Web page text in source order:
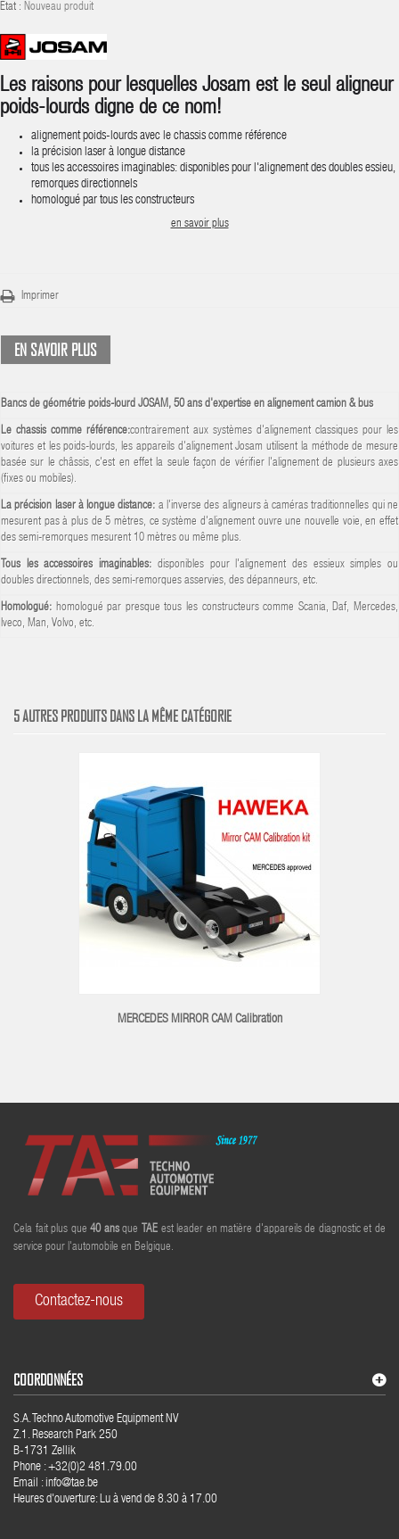
État : Nouveau produit
Les raisons pour lesquelles Josam est le seul aligneur
poids-lourds digne de ce nom!
alignement poids-lourds avec le chassis comme référence
la précision laser à longue distance
tous les accessoires imaginables: disponibles pour l'alignement des doubles essieu,
remorques directionnels
homologué par tous les constructeurs
en savoir plus
Imprimer
EN SAVOIR PLUS
Bancs de géométrie poids-lourd JOSAM, 50 ans d'expertise en alignement camion & bus
Le chassis comme référence:contrairement aux systèmes d'alignement classiques pour les
voitures et les poids-lourds, les appareils d'alignement Josam utilisent la méthode de mesure
basée sur le châssis, c'est en effet la seule façon de vérifier l'alignement de plusieurs axes
(fixes ou mobiles).
La précision laser à longue distance: a l'inverse des aligneurs à caméras traditionnelles qui ne
mesurent pas à plus de 5 mètres, ce système d'alignement ouvre une nouvelle voie, en effet
des semi-remorques mesurent 10 mètres ou même plus.
Tous les accessoires imaginables: disponibles pour l'alignement des essieux simples ou
doubles directionnels, des semi-remorques asservies, des dépanneurs, etc.
Homologué: homologué par presque tous les constructeurs comme Scania, Daf, Mercedes,
Iveco, Man, Volvo, etc.
5 AUTRES PRODUITS DANS LA MÊME CATÉGORIE
MERCEDES MIRROR CAM Calibration
Cela fait plus que40ansque TAEest leader en matière d'appareils de diagnostic et de
service pour l'automobile en Belgique.
Contactez-nous
COORDONNÉES
S.A. Techno Automotive Equipment NV
Z.1. Research Park 250
B-1731 Zellik
Phone : +32(0)2 481.79.00
Email : info@tae.be
Heures d'ouverture: Lu à vend de 8.30 à 17.00